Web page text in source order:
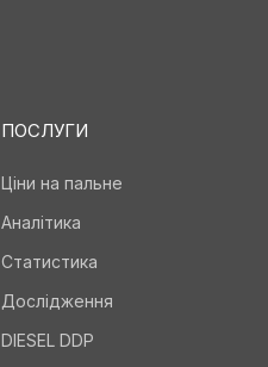
ПОСЛУГИ
Ціни на пальне
Аналітика
Статистика
Дослідження
DIESEL DDP